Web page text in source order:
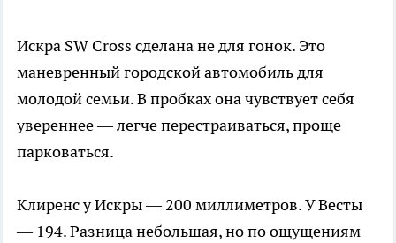
Искра SW Cross сделана не для гонок. Это
маневренный городской автомобиль для
молодой семьи. В пробках она чувствует себя
увереннее — легче перестраиваться, проще
парковаться.
Клиренс у Искры — 200 миллиметров. У Весты
— 194. Разница небольшая, но по ощущениям